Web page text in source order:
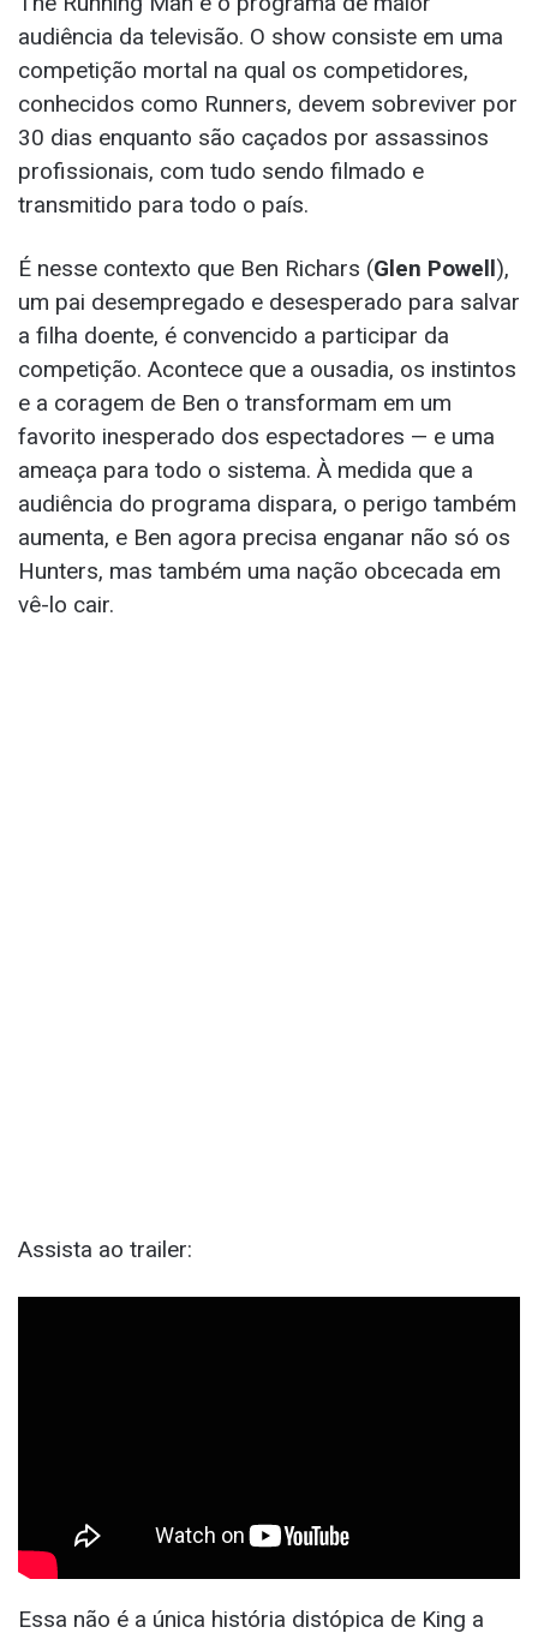
audiência da televisão. O show consiste em uma
competição mortal na qual os competidores,
conhecidos como Runners, devem sobreviver por
30 dias enquanto são caçados por assassinos
profissionais, com tudo sendo filmado e
transmitido para todo o país.
É nesse contexto que Ben Richars (Glen Powell),
um pai desempregado e desesperado para salvar
a filha doente, é convencido a participar da
competição. Acontece que a ousadia, os instintos
e a coragem de Ben o transformam em um
favorito inesperado dos espectadores — e uma
ameaça para todo o sistema. À medida que a
audiência do programa dispara, o perigo também
aumenta, e Ben agora precisa enganar não só os
Hunters, mas também uma nação obcecada em
vê-lo cair.
Assista ao trailer:
Essa não é a única história distópica de King a